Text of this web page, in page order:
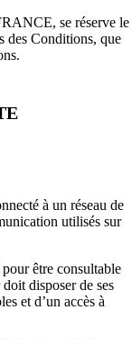
se réserve le
des Conditions, que
à un réseau de
utilisés sur
être consultable
disposer de ses
et d’un accès à